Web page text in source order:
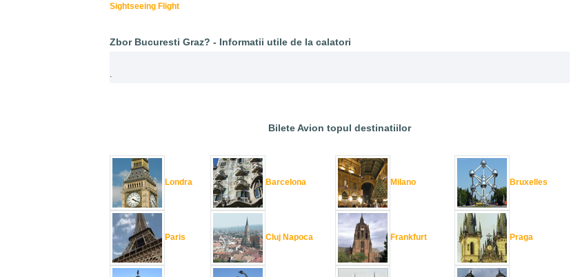
Sightseeing Flight
Zbor Bucuresti Graz? - Informatii utile de la calatori
.
Bilete Avion topul destinatiilor
Londra
Paris
Barcelona
Cluj Napoca
Milano
Frankfurt
Bruxelles
Praga